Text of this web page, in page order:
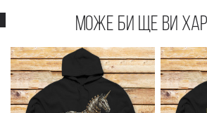
Може би ще ви